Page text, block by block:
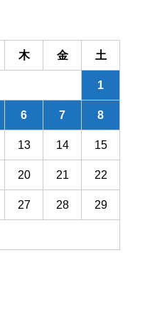
木 金 土
1
6 7 8
13 14 15
20 21 22
27 28 29